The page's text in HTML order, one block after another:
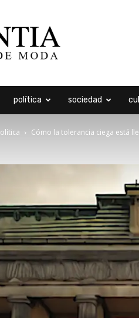
política sociedad
Cómo la tolerancia ciega está